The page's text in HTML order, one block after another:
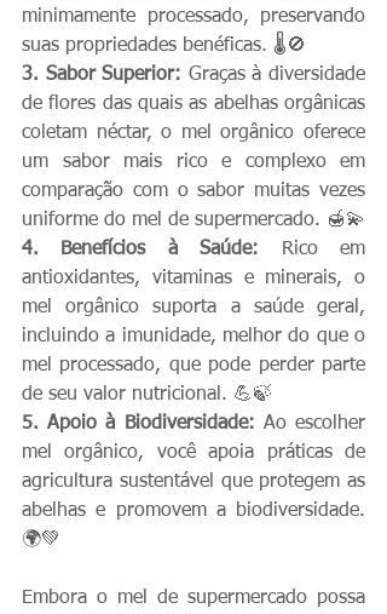
minimamente processado, preservando
suas propriedades benéficas. 🌡️🚫
3. Sabor Superior: Graças à diversidade
de flores das quais as abelhas orgânicas
coletam néctar, o mel orgânico oferece
um sabor mais rico e complexo em
comparação com o sabor muitas vezes
uniforme do mel de supermercado. 🍯💫
4. Benefícios à Saúde: Rico em
antioxidantes, vitaminas e minerais, o
mel orgânico suporta a saúde geral,
incluindo a imunidade, melhor do que o
mel processado, que pode perder parte
de seu valor nutricional. 💪🍃
5. Apoio à Biodiversidade: Ao escolher
mel orgânico, você apoia práticas de
agricultura sustentável que protegem as
abelhas e promovem a biodiversidade.
🌍💚
Embora o mel de supermercado possa